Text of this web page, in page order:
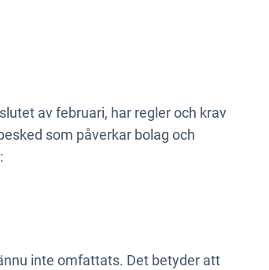
av februari, har regler och krav
som påverkar bolag och
inte omfattats. Det betyder att